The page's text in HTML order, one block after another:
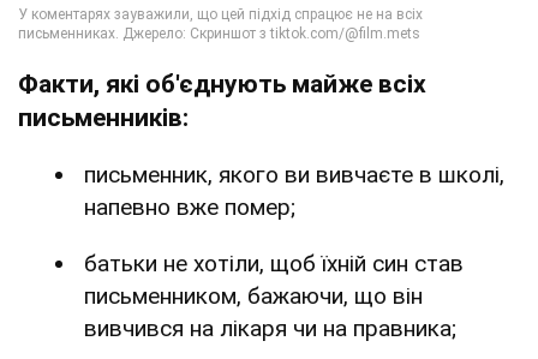
Факти, які об'єднують майже всіх
письменників:
письменник, якого ви вивчаєте в школі,
напевно вже помер;
батьки не хотіли, щоб їхній син став
письменником, бажаючи, що він
вивчився на лікаря чи на правника;